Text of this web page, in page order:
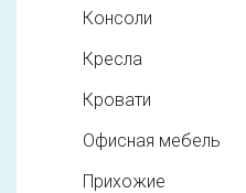
Консоли
Кресла
Кровати
Офисная мебель
Прихожие